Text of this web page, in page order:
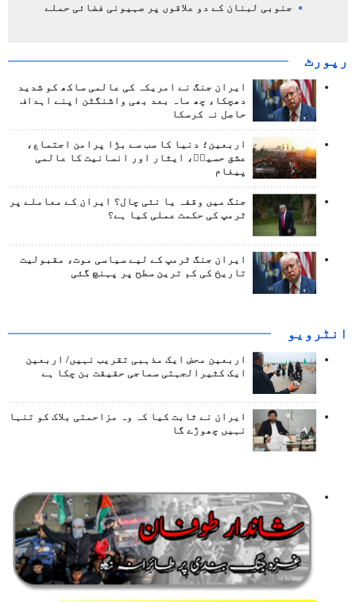
جنوبی لبنان کے دو علاقوں پر صہیونی فضائی حملے
رپورٹ
ایران جنگ نے امریکہ کی عالمی ساکھ کو شدید
دھچکا، چھ ماہ بعد بھی واشنگٹن اپنے اہداف
حاصل نہ کرسکا
اربعین؛ دنیا کا سب سے بڑا پرامن اجتماع،
عشق حسینؑ، ایثار اور انسانیت کا عالمی
پیغام
جنگ میں وقفہ یا نئی چال؟ ایران کے معاملے پر
ٹرمپ کی حکمت عملی کیا ہے؟
ایران جنگ ٹرمپ کے لیے سیاسی موت، مقبولیت
تاریخ کی کم ترین سطح پر پہنچ گئی
انٹرويو
اربعین محض ایک مذہبی تقریب نہیں/ اربعین
ایک کثیرالجہتی سماجی حقیقت بن چکا ہے
ایران نے ثابت کیا کہ وہ مزاحمتی بلاک کو تنہا
نہیں چھوڑے گا